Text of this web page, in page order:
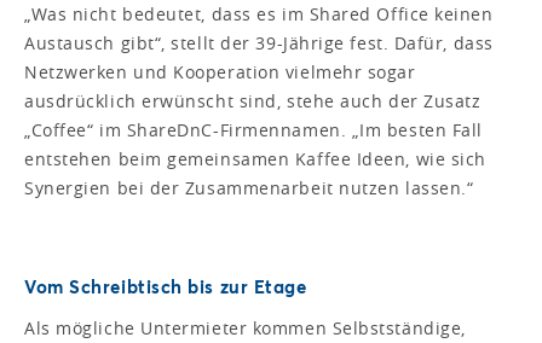
„Was nicht bedeutet, dass es im Shared Office keinen
Austausch gibt“, stellt der 39-Jährige fest. Dafür, dass
Netzwerken und Kooperation vielmehr sogar
ausdrücklich erwünscht sind, stehe auch der Zusatz
„Coffee“ im ShareDnC-Firmennamen. „Im besten Fall
entstehen beim gemeinsamen Kaffee Ideen, wie sich
Synergien bei der Zusammenarbeit nutzen lassen.“
Vom Schreibtisch bis zur Etage
Als mögliche Untermieter kommen Selbstständige,